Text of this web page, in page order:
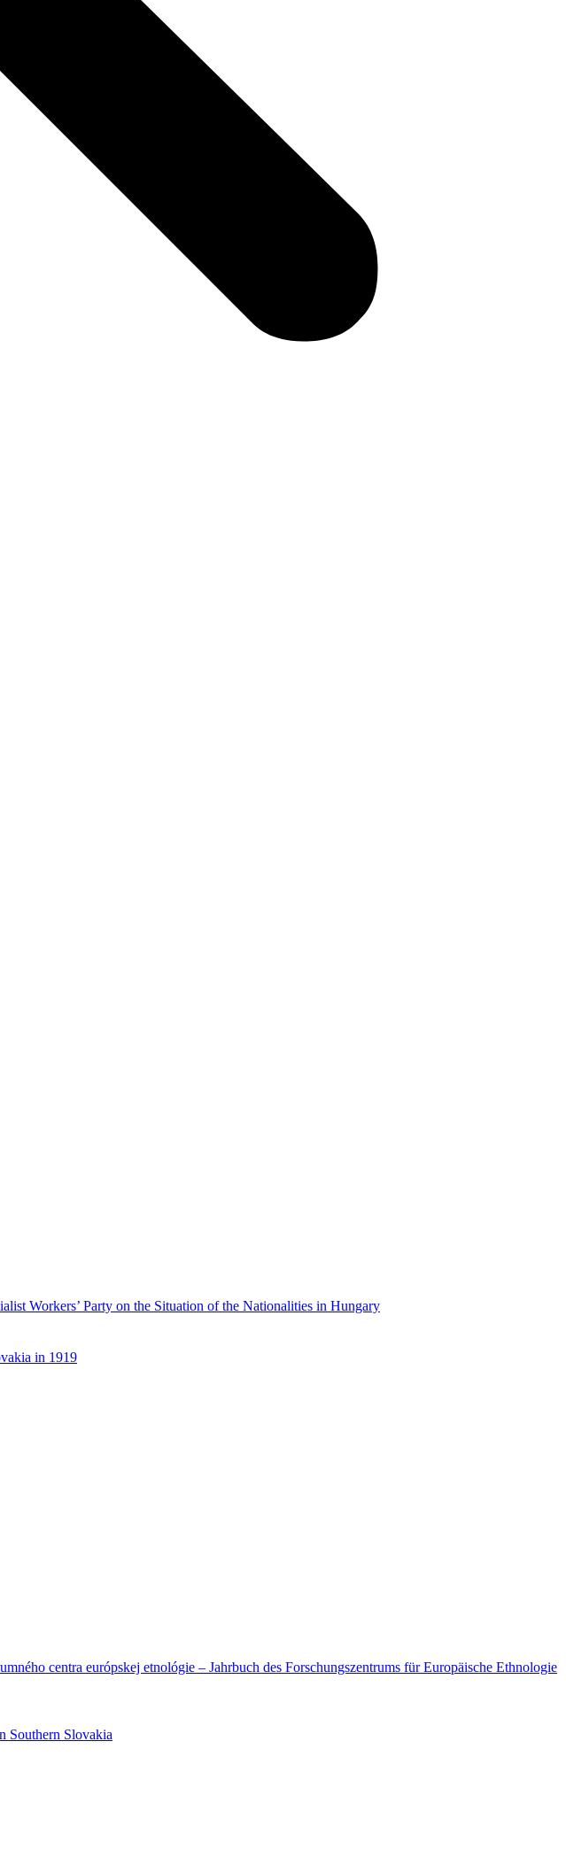
Workers’ Party on the Situation of the Nationalities in Hungary
in 1919
centra európskej etnológie – Jahrbuch des Forschungszentrums für Europäische Ethnologie
Southern Slovakia